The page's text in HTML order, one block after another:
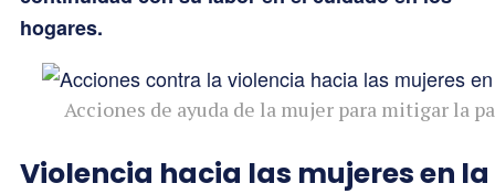
hogares.
Acciones de ayuda de la mujer para mitigar la
Violencia hacia las mujeres en la